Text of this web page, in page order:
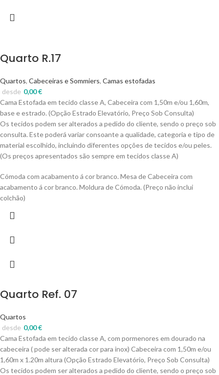
Quarto R.17
Quartos, Cabeceiras e Sommiers, Camas estofadas
0,00€
desde
Cama Estofada em tecido classe A, Cabeceira com 1,50m e/ou 1,60m,
base e estrado. (Opção Estrado Elevatório, Preço Sob Consulta)
Os tecidos podem ser alterados a pedido do cliente, sendo o preço sob
consulta. Este poderá variar consoante a qualidade, categoria e tipo de
material escolhido, incluindo diferentes opções de tecidos e/ou peles.
(Os preços apresentados são sempre em tecidos classe A)
Cómoda com acabamento á cor branco. Mesa de Cabeceira com
acabamento á cor branco. Moldura de Cómoda. (Preço não inclui
colchão)
Quarto Ref. 07
Quartos
0,00€
desde
Cama Estofada em tecido classe A, com pormenores em dourado na
cabeceira ( pode ser alterada cor para inox) Cabeceira com 1,50m e/ou
1,60m x 1.20m altura (Opção Estrado Elevatório, Preço Sob Consulta)
Os tecidos podem ser alterados a pedido do cliente, sendo o preço sob